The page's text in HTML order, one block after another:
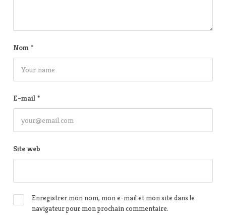
Nom *
E-mail *
Site web
Enregistrer mon nom, mon e-mail et mon site dans le
navigateur pour mon prochain commentaire.